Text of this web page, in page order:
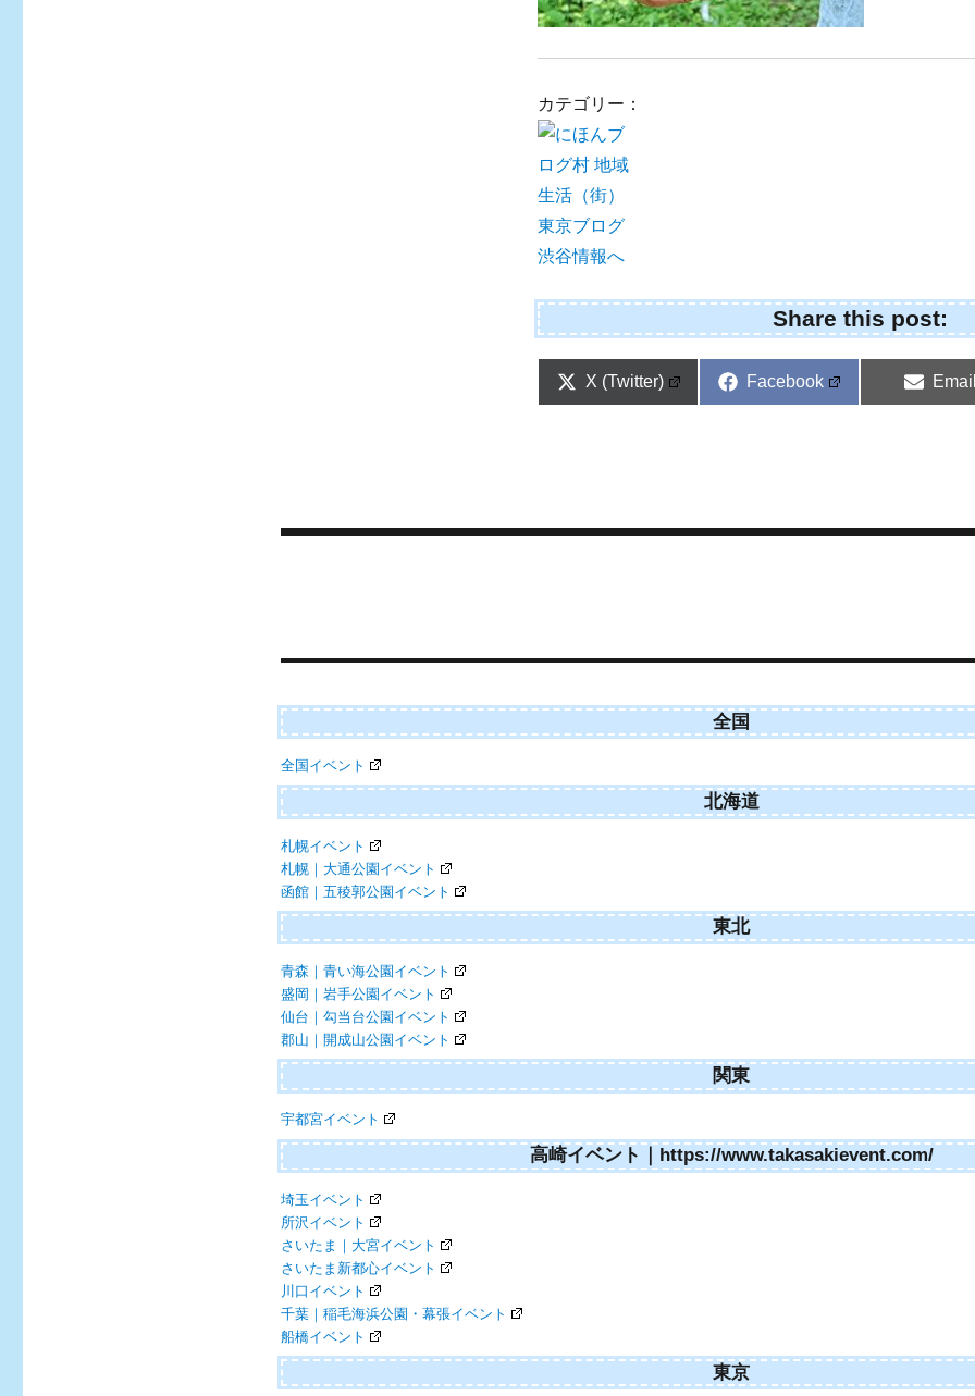
カテゴリー：
Share this post:
Share
X (Twitter)
Share
Facebook
Share
Email
全国
全国イベント
北海道
札幌イベント
札幌｜大通公園イベント
函館｜五稜郭公園イベント
東北
青森｜青い海公園イベント
盛岡｜岩手公園イベント
仙台｜勾当台公園イベント
郡山｜開成山公園イベント
関東
宇都宮イベント
高崎イベント｜https://www.takasakievent.com/
埼玉イベント
所沢イベント
さいたま｜大宮イベント
さいたま新都心イベント
川口イベント
千葉｜稲毛海浜公園・幕張イベント
船橋イベント
東京